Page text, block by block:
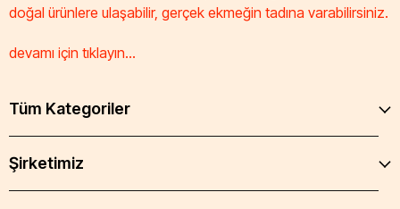
doğal ürünlere ulaşabilir, gerçek ekmeğin tadına varabilirsiniz.
devamı için tıklayın...
Tüm Kategoriler
Şirketimiz